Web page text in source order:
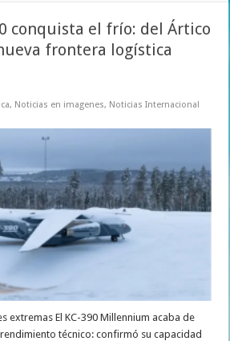
conquista el frío: del Ártico
frontera logística
, Noticias en imagenes, Noticias Internacional
extremas El KC-390 Millennium acaba de
técnico: confirmó su capacidad